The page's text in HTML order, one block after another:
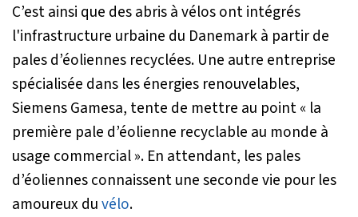
C’est ainsi que des abris à vélos ont intégrés
l'infrastructure urbaine du Danemark à partir de
pales d’éoliennes recyclées. Une autre entreprise
spécialisée dans les énergies renouvelables,
Siemens Gamesa, tente de mettre au point « la
première pale d’éolienne recyclable au monde à
usage commercial». En attendant, les pales
d’éoliennes connaissent une seconde vie pour les
amoureux duvélo.